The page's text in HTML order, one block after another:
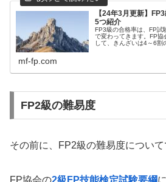
【24年3月更新】
5つ紹介
FP3級の合格率は、FP試
で変わってきます。FP
して、きんざいは4～6割
mf-fp.com
FP2級の難易度
その前に、FP2級の難易度について
FP協会の2級FP技能検定試験要綱